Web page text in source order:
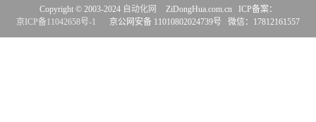
Copyright © 2003-2024 自动化网
ZiDongHua.com.cn ICP备案：
京ICP备11042658号-1
京公网安备 11010802024739号 微信：17812161557